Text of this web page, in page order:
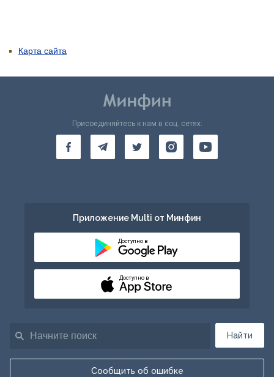
Карта сайта
Найти
Сообщить об ошибке
Присоединяйтесь к нам в соц. сетях:
Приложение Multi от Минфин
Доступно в
Доступно в